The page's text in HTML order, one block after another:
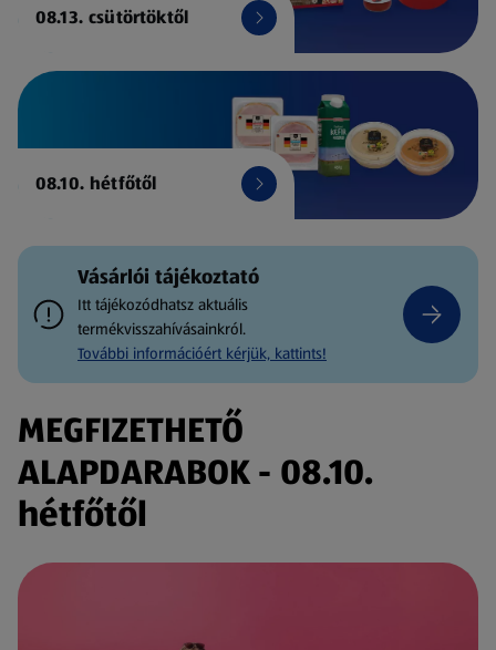
08.13. csütörtöktől
08.10. hétfőtől
Vásárlói tájékoztató
Itt tájékozódhatsz aktuális
termékvisszahívásainkról.
További információért kérjük, kattints!
MEGFIZETHETŐ
ALAPDARABOK - 08.10.
hétfőtől